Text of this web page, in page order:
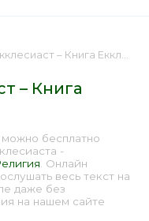
– Книга Екклесиаста 📕 - Книга онлайн бесплатно
– Книга
бесплатно
-
. Онлайн
весь текст на
даже без
на нашем сайте